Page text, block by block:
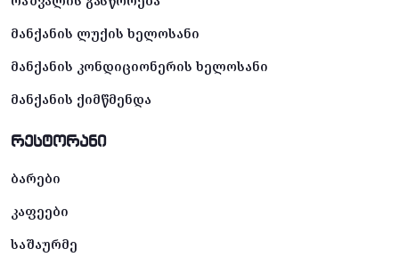
მანქანის ლუქის ხელოსანი
მანქანის კონდიციონერის ხელოსანი
მანქანის ქიმწმენდა
რესტორანი
ბარები
კაფეები
საშაურმე